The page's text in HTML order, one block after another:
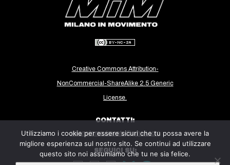
Creative Commons Attribution-
NonCommercial-ShareAlike 2.5 Generic
License.
CONTATTI:
milanoinmovimento@gmail.com
SEGUICI SU:
Utilizziamo i cookie per essere sicuri che tu possa avere la
migliore esperienza sul nostro sito. Se continui ad utilizzare
questo sito noi assumiamo che tu ne sia felice.